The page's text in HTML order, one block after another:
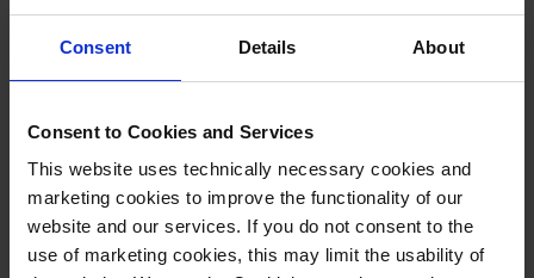
Consent Details About
Consent to Cookies and Services
This website uses technically necessary cookies and
marketing cookies to improve the functionality of our
website and our services. If you do not consent to the
use of marketing cookies, this may limit the usability of
grau
1 VE = 960 Stück (10 Racks
1 VE
109,25 €
81,94 €